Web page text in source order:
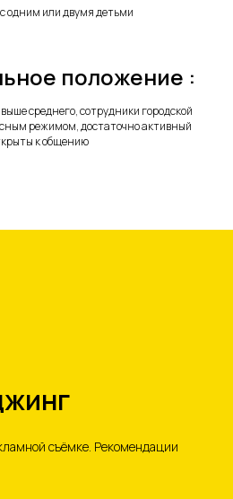
одним или двумя детьми
положение :
среднего, сотрудники городской
режимом, достаточно активный
к общению
съёмке. Рекомендации